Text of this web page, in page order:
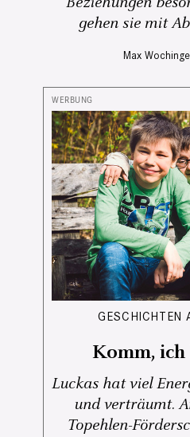
gehen sie mit
Max
GESCHICHTEN
Komm,
Luckas hat viel
und verträumt.
Topehlen-